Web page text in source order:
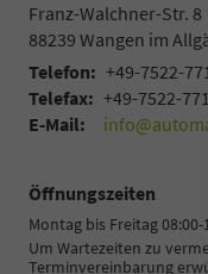
Franz-Walchner-Str. 8
88239 Wangen im
Telefon: +49-7522-
Telefax: +49-7522-
E-Mail:
Öffnungszeiten
Montag bis Freitag 08:00-
Um Wartezeiten zu
Terminvereinbarung